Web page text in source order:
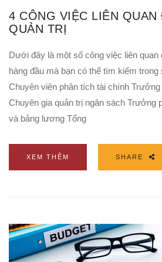
4 CÔNG VIỆC LIÊN QUAN
QUẢN TRỊ
Dưới đây là một số công việc liên quan
hàng đầu mà bạn có thể tìm kiếm
Chuyên viên phân tích tài chính
Chuyên gia quản trị ngân sách Trưởng
và bảng lương Tổng
XEM THÊM SHARE